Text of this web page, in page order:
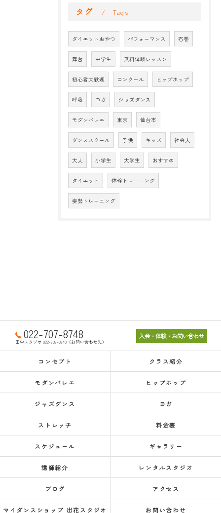
タグ Tags
ダイエットおやつ パフォーマンス 石巻
舞台 中学生 無料体験レッスン
初心者大歓迎 コンクール ヒップホップ
呼吸 ヨガ ジャズダンス
モダンバレエ 東京 仙台市
ダンススクール 子供 キッズ 社会人
大人 小学生 大学生 おすすめ
ダイエット 体幹トレーニング
姿勢トレーニング
022-707-8748
田中スタジオ 022-707-8748（お問い合わせ先）
入会・体験・お問い合わせ
コンセプト クラス紹介
モダンバレエ ヒップホップ
ジャズダンス ヨガ
ストレッチ 料金表
スケジュール ギャラリー
講師紹介 レンタルスタジオ
ブログ アクセス
マイダンスショップ 出花スタジオ お問い合わせ